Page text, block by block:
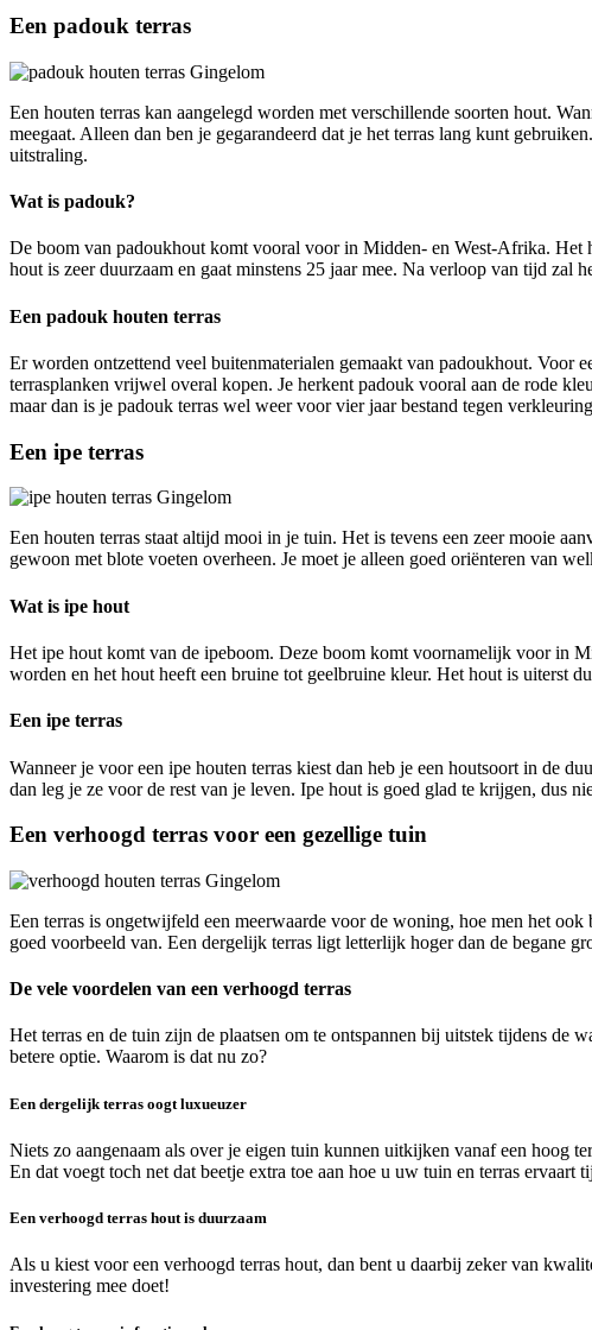
Een padouk terras
Een houten terras kan aangelegd worden met verschillende soorten hout.
meegaat. Alleen dan ben je gegarandeerd dat je het terras lang kunt
uitstraling.
Wat is padouk?
De boom van padoukhout komt vooral voor in Midden- en West-Afrika. Het
hout is zeer duurzaam en gaat minstens 25 jaar mee. Na verloop van tijd zal
Een padouk houten terras
Er worden ontzettend veel buitenmaterialen gemaakt van padoukhout. Voor
terrasplanken vrijwel overal kopen. Je herkent padouk vooral aan de rode
maar dan is je padouk terras wel weer voor vier jaar bestand tegen
Een ipe terras
Een houten terras staat altijd mooi in je tuin. Het is tevens een zeer mooie
gewoon met blote voeten overheen. Je moet je alleen goed oriënteren van
Wat is ipe hout
Het ipe hout komt van de ipeboom. Deze boom komt voornamelijk voor in
worden en het hout heeft een bruine tot geelbruine kleur. Het hout is uiterst
Een ipe terras
Wanneer je voor een ipe houten terras kiest dan heb je een houtsoort in de
dan leg je ze voor de rest van je leven. Ipe hout is goed glad te krijgen, dus
Een verhoogd terras voor een gezellige tuin
Een terras is ongetwijfeld een meerwaarde voor de woning, hoe men het
goed voorbeeld van. Een dergelijk terras ligt letterlijk hoger dan de begane
De vele voordelen van een verhoogd terras
Het terras en de tuin zijn de plaatsen om te ontspannen bij uitstek tijdens de
betere optie. Waarom is dat nu zo?
Een dergelijk terras oogt luxueuzer
Niets zo aangenaam als over je eigen tuin kunnen uitkijken vanaf een hoog
En dat voegt toch net dat beetje extra toe aan hoe u uw tuin en terras ervaart
Een verhoogd terras hout is duurzaam
Als u kiest voor een verhoogd terras hout, dan bent u daarbij zeker van
investering mee doet!